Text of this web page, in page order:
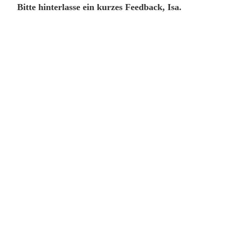
Bitte hinterlasse ein kurzes Feedback, Isa.